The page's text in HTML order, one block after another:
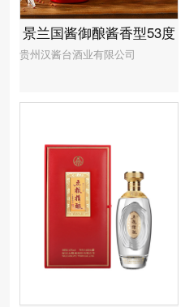
景兰国酱御酿酱香型53度
贵州汉酱台酒业有限公司